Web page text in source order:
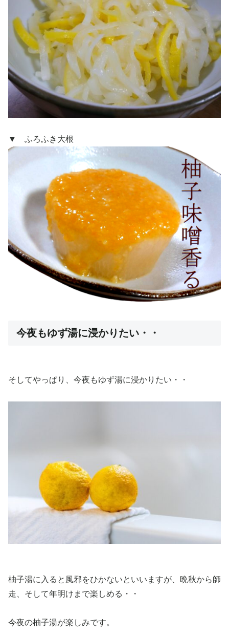
▼ ふろふき大根
今夜もゆず湯に浸かりたい・・
そしてやっぱり、今夜もゆず湯に浸かりたい・・
柚子湯に入ると風邪をひかないといいますが、晩秋から師
走、そして年明けまで楽しめる・・
今夜の柚子湯が楽しみです。